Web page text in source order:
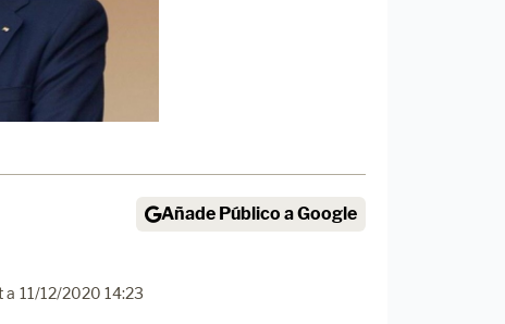
Añade Público a Google
a 11/12/2020 14:23